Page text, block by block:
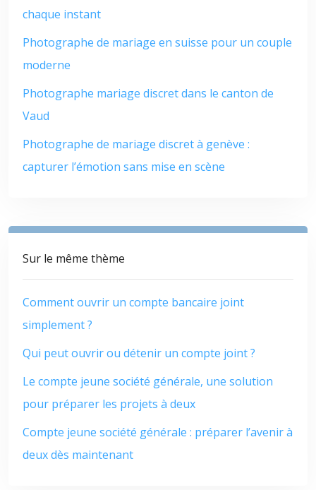
chaque instant
Photographe de mariage en suisse pour un couple
moderne
Photographe mariage discret dans le canton de
Vaud
Photographe de mariage discret à genève :
capturer l’émotion sans mise en scène
Sur le même thème
Comment ouvrir un compte bancaire joint
simplement ?
Qui peut ouvrir ou détenir un compte joint ?
Le compte jeune société générale, une solution
pour préparer les projets à deux
Compte jeune société générale : préparer l’avenir à
deux dès maintenant